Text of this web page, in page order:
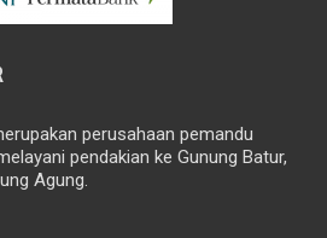
perusahaan pemandu
pendakian ke Gunung Batur,
Agung.